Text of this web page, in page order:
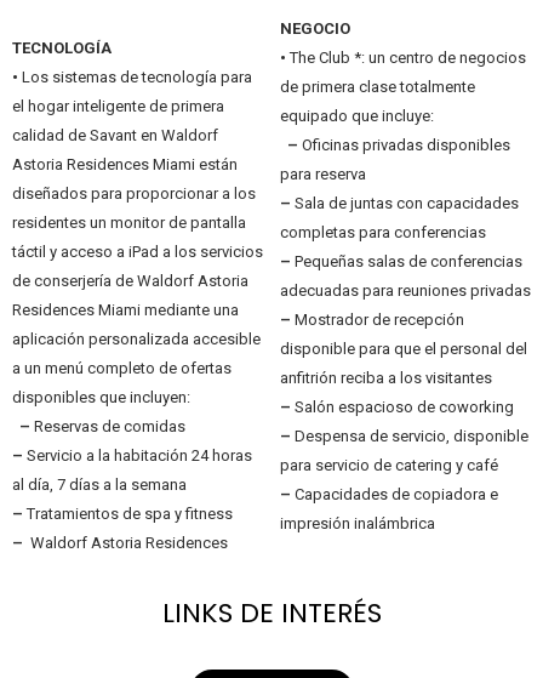
TECNOLOGÍA
• Los sistemas de tecnología para
el hogar inteligente de primera
calidad de Savant en Waldorf
Astoria Residences Miami están
diseñados para proporcionar a los
residentes un monitor de pantalla
táctil y acceso a iPad a los servicios
de conserjería de Waldorf Astoria
Residences Miami mediante una
aplicación personalizada accesible
a un menú completo de ofertas
disponibles que incluyen:
– Reservas de comidas
– Servicio a la habitación 24 horas
al día, 7 días a la semana
–Tratamientos de spa y fitness
– Waldorf Astoria Residences
NEGOCIO
• The Club *: un centro de negocios
de primera clase totalmente
equipado que incluye:
– Oficinas privadas disponibles
para reserva
– Sala de juntas con capacidades
completas para conferencias
– Pequeñas salas de conferencias
adecuadas para reuniones privadas
– Mostrador de recepción
disponible para que el personal del
anfitrión reciba a los visitantes
– Salón espacioso de coworking
– Despensa de servicio, disponible
para servicio de catering y café
– Capacidades de copiadora e
impresión inalámbrica
LINKS DE INTERÉS